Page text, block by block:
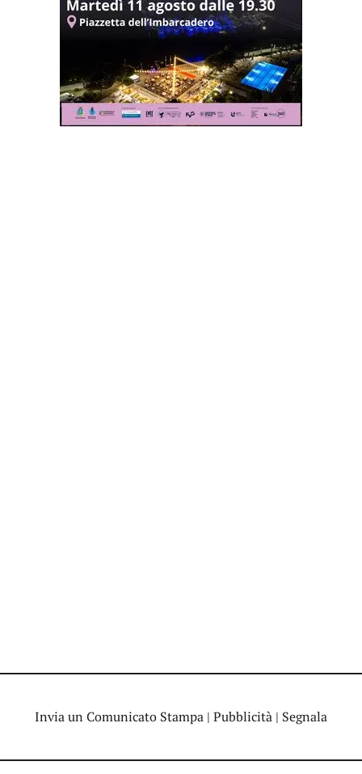
Invia un Comunicato Stampa | Pubblicità | Segnala